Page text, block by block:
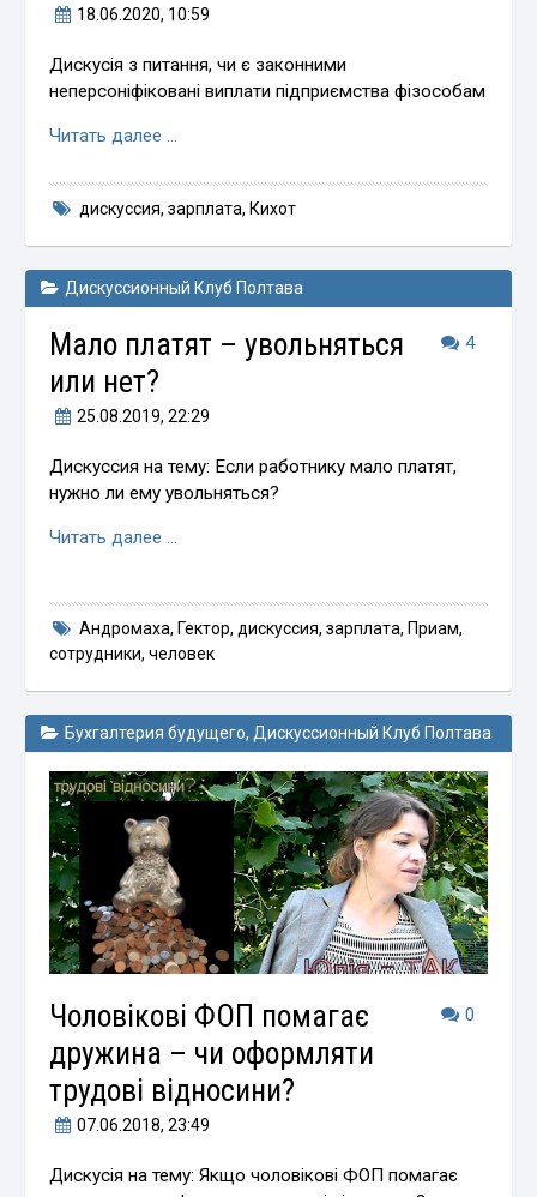
18.06.2020, 10:59
Дискусія з питання, чи є законними
неперсоніфіковані виплати підприємства фізособам
Читать далее …
дискуссия, зарплата, Кихот
Дискуссионный Клуб Полтава
4
Мало платят – увольняться
или нет?
25.08.2019, 22:29
Дискуссия на тему: Если работнику мало платят,
нужно ли ему увольняться?
Читать далее …
Андромаха, Гектор, дискуссия, зарплата, Приам,
сотрудники,человек
Бухгалтерия будущего, Дискуссионный Клуб Полтава
0
Чоловікові ФОП помагає
дружина – чи оформляти
трудові відносини?
07.06.2018, 23:49
Дискусія на тему: Якщо чоловікові ФОП помагає